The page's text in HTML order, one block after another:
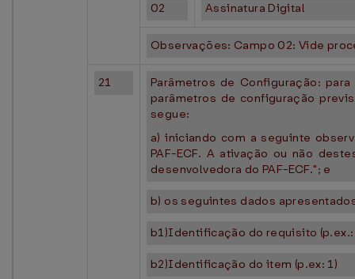
02 Assinatura Digital
Observações: Campo 02: Vide
21
Parâmetros de Configuração:
parâmetros de configuração
segue:
a) iniciando com a seguinte
PAF-ECF. A ativação ou não
desenvolvedora do PAF-ECF."; e
b) os seguintes dados
b1)Identificação do requisito (p.ex.:
b2)Identificação do item (p.ex: 1)